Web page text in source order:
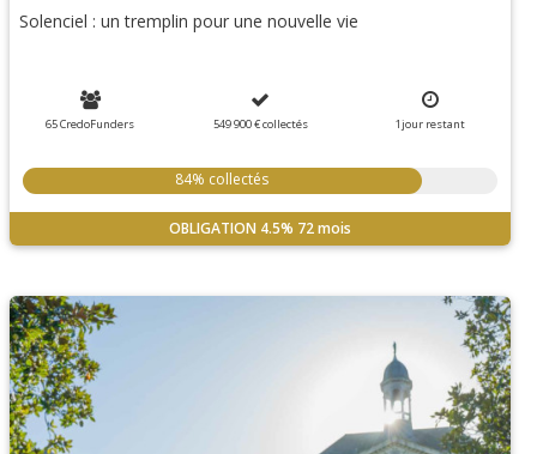
Solenciel : un tremplin pour une nouvelle vie
65 CredoFunders 549 900 €collectés 1jourrestant
84% collectés
OBLIGATION 4.5% 72 mois